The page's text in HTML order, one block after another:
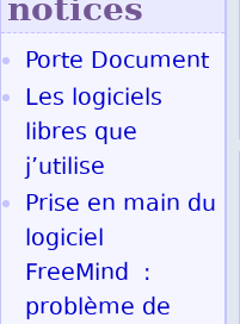
notices
Porte Document
Les logiciels
libres que
j’utilise
Prise en main du
logiciel
FreeMind :
problème de